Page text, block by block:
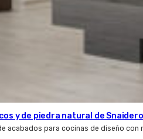
y de piedra natural de Snaidero
acabados para cocinas de diseño